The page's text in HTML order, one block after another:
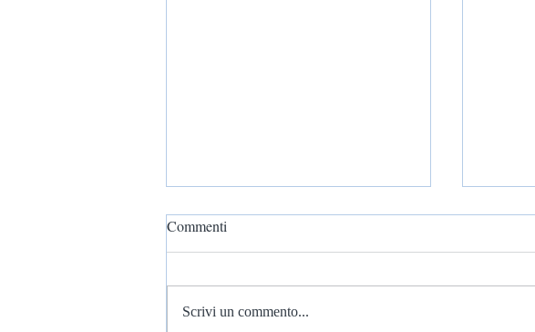
Commenti
Scrivi un commento...